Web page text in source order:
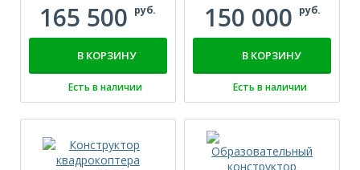
165 500 руб.
В КОРЗИНУ
Есть в наличии
150 000 руб.
В КОРЗИНУ
Есть в наличии